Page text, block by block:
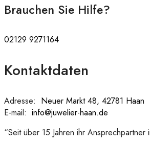
Brauchen Sie Hilfe?
02129 9271164
Kontaktdaten
Adresse: Neuer Markt 48, 42781 Haan
E-mail: info@juwelier-haan.de
“Seit über 15 Jahren ihr Ansprechpartner